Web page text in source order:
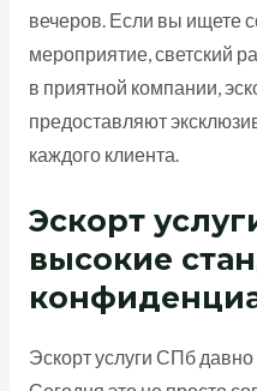
вечеров. Если вы ищете
мероприятие, светский
в приятной компании,
предоставляют
каждого клиента.
Эскорт
высокие
Эскорт услуги СПб